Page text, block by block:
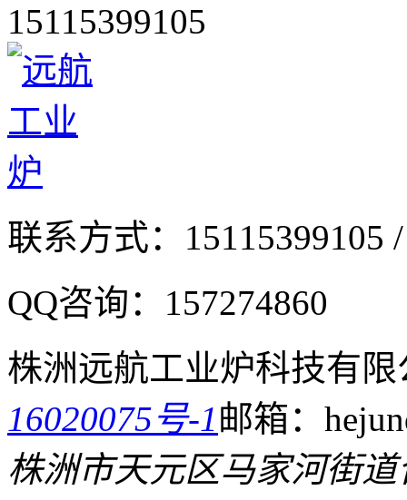
15115399105
联系方式： 15115399105
QQ咨询： 157274860
株洲远航工业炉科技有限
16020075号-1邮箱：
株洲市天元区马家河街